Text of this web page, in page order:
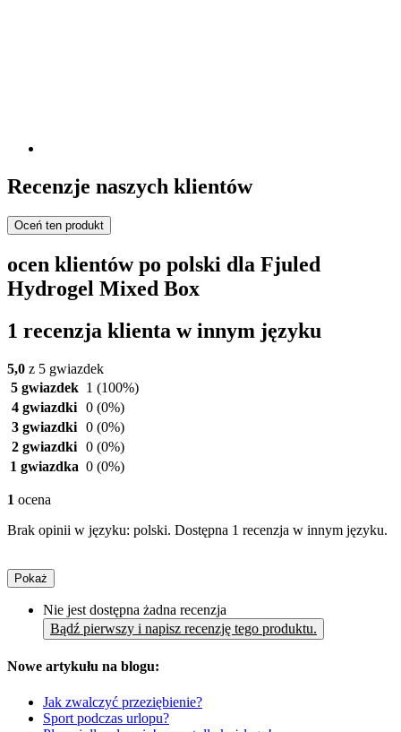
Recenzje naszych klientów
Oceń ten produkt
ocen klientów po polski dla Fjuled
Hydrogel Mixed Box
1 recenzja klienta w innym języku
5,0 z 5 gwiazdek
5 gwiazdek 1 (100%)
4 gwiazdki 0 (0%)
3 gwiazdki 0 (0%)
2 gwiazdki 0 (0%)
1 gwiazdka 0 (0%)
1 ocena
Brak opinii w języku: polski. Dostępna 1 recenzja w innym języku.
Pokaż
Nie jest dostępna żadna recenzja
Bądź pierwszy i napisz recenzję tego produktu.
Nowe artykułu na blogu:
Jak zwalczyć przeziębienie?
Sport podczas urlopu?